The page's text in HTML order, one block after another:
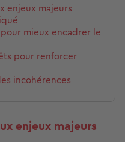
enjeux majeurs
mieux encadrer le
pour renforcer
incohérences
enjeux majeurs